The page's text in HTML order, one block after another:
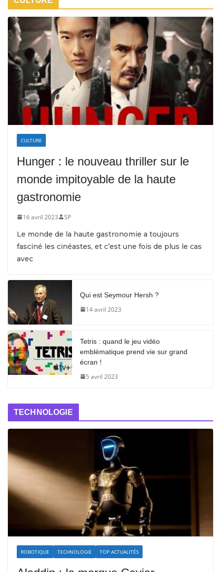
CULTURE
Hunger : le nouveau thriller sur le
monde impitoyable de la haute
gastronomie
16 avril 2023 SP
Le monde de la haute gastronomie a toujours
fasciné les cinéastes, et c’est une fois de plus le cas
avec
Qui est Seymour Hersh ?
14 avril 2023
Tetris : quand le jeu vidéo
emblématique prend vie sur grand
écran !
5 avril 2023
TECHNOLOGIE
ROBOTIQUE TECHNOLOGIE TOP ACTUALITÉS